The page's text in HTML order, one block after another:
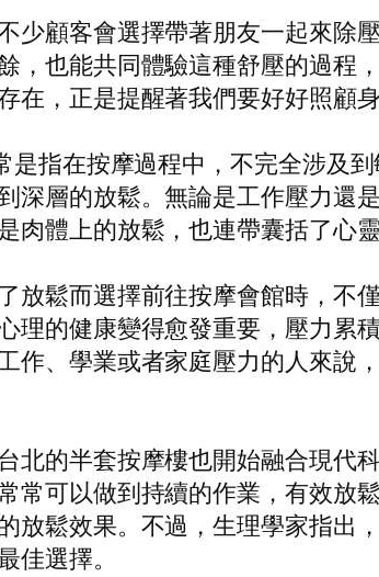
少顧客會選擇帶著朋友一起來除
，也能共同體驗這種舒壓的過程
在，正是提醒著我們要好好照顧身
是指在按摩過程中，不完全涉及
深層的放鬆。無論是工作壓力還
肉體上的放鬆，也連帶囊括了心靈
放鬆而選擇前往按摩會館時，不
理的健康變得愈發重要，壓力累
作、學業或者家庭壓力的人來說
北的半套按摩樓也開始融合現代
常可以做到持續的作業，有效放
放鬆效果。不過，生理學家指出
佳選擇。